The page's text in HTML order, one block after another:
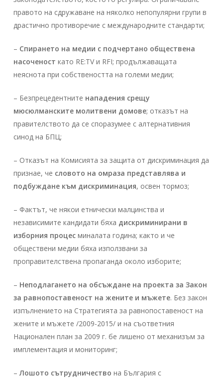
правото на сдружаване на няколко непопулярни групи в
драстично противоречие с международните стандарти;
– Спирането на медии с подчертано обществена
насоченост като RE:TV и RFI; продължаващата
неяснота при собствеността на големи медии;
– Безпрецедентните нападения срещу
мюсюлманските молитвени домове; отказът на
правителството да се споразумее с алтернативния
синод на БПЦ;
– Отказът на Комисията за защита от дискриминация да
признае, че словото на омраза представлява и
подбуждане към дискриминация, освен тормоз;
– Фактът, че някои етнически малцинства и
независимите кандидати бяха дискриминирани в
изборния процес миналата година; както и че
обществени медии бяха използвани за
проправителствена пропаганда около изборите;
– Неподлагането на обсъждане на проектa за Закон
за равнопоставеност на жените и мъжете. Без закон
изпълнението на Стратегията за равнопоставеност на
жените и мъжете /2009-2015/ и на съответния
Национален план за 2009 г. бe лишено от механизъм за
имплементация и мониторинг;
– Лошото сътрудничество на България с